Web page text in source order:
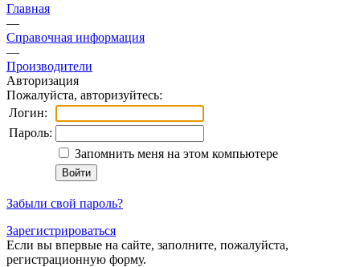
Главная
—
Справочная информация
—
Производители
Авторизация
Пожалуйста, авторизуйтесь:
Логин:
Пароль:
Запомнить меня на этом компьютере
Забыли свой пароль?
Зарегистрироваться
Если вы впервые на сайте, заполните, пожалуйста,
регистрационную форму.